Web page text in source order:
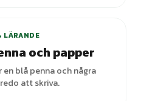
LÄRANDE
och papper
blå penna och några
att skriva.